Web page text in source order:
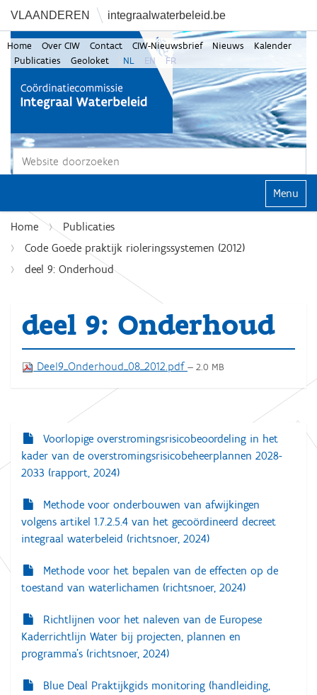
VLAANDEREN integraalwaterbeleid.be
Zoek
Home Over CIW Contact CIW-Nieuwsbrief Nieuws
Kalender
Publicaties
Geoloket NL EN FR
Klap
Home
Publicaties
Code Goede praktijk rioleringssystemen (2012)
deel 9: Onderhoud
deel 9: Onderhoud
Deel9_Onderhoud_08_2012.pdf — 2.0 MB
N
a
g
t
i
e
Voorlopige overstromingsrisicobeoordeling in het
kader van de overstromingsrisicobeheerplannen 2028-
2033 (rapport, 2024)
Methode voor onderbouwen van afwijkingen
volgens artikel 1.7.2.5.4 van het gecoördineerd decreet
integraal waterbeleid (richtsnoer, 2024)
Methode voor het bepalen van de effecten op de
toestand van waterlichamen (richtsnoer, 2024)
Richtlijnen voor het naleven van de Europese
Kaderrichtlijn Water bij projecten, plannen en
programma’s (richtsnoer, 2024)
Blue Deal Praktijkgids monitoring (handleiding,